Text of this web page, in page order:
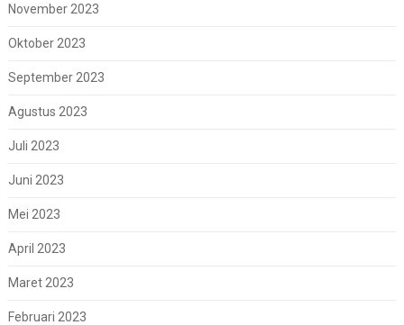
November 2023
Oktober 2023
September 2023
Agustus 2023
Juli 2023
Juni 2023
Mei 2023
April 2023
Maret 2023
Februari 2023